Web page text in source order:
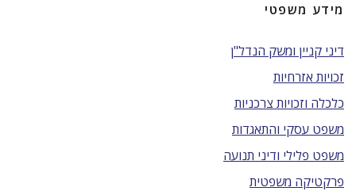
מידע משפטי
דיני קניין ומשק הנדל"ן
זכויות אזרחיות
כלכלה וזכויות צרכניות
משפט עסקי והתאגדות
משפט פלילי ודיני תנועה
פרקטיקה משפטית